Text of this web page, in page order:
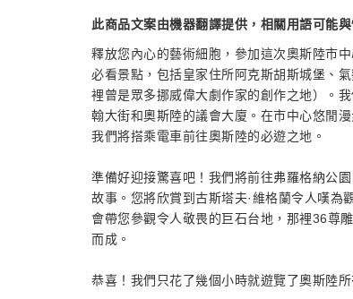
此商品文案由機器翻譯提供，相關用語可能
釋放您內心的藝術細胞，參加這次奧斯陸市
必看景點，包括皇家住所阿克斯胡斯城堡、
裡曾是眾多挪威偉大劇作家的創作之地）。
翰大街和奧斯陸的議會大廈。在市中心悠閒
我們將搭乘電車前往奧斯陸的必遊之地。
準備好迎接驚喜吧！我們將前往弗羅格納公
故事。您將欣賞到古斯塔夫·維格蘭令人嘆為
會帶您參觀令人敬畏的巨石台地，那裡36尊
而成。
恭喜！我們只花了幾個小時就遊覽了奧斯陸